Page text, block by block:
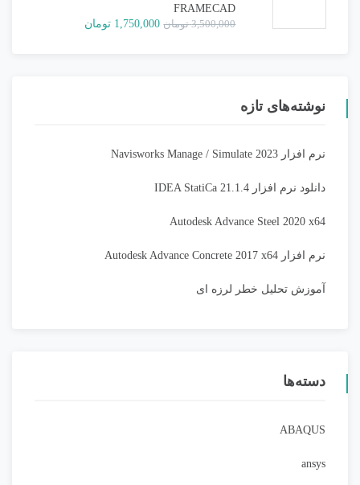
FRAMECAD
3,500,000 تومان قیمت
1,750,000 تومانقیمت
نوشته‌های تازه
نرم افزار Navisworks Manage / Simulate 2023
دانلود نرم افزار IDEA StatiCa 21.1.4
Autodesk Advance Steel 2020 x64
نرم افزار Autodesk Advance Concrete 2017 x64
آموزش تحلیل خطر لرزه ای
دسته‌ها
ABAQUS
ansys